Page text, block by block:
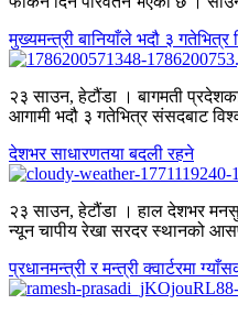
मुख्यमन्त्री बानियाँले भदौ ३ गतेभित्र
२३ साउन, हेटौंडा । बागमती
आगामी भदौ ३ गतेभित्र संसदबाट
देशभर साधारणतया बदली रहने
२३ साउन, हेटौंडा । हाल देशभर
न्यून चापीय रेखा सरदर स्थानको
प्रधानमन्त्री र मन्त्री क्वार्टरमा